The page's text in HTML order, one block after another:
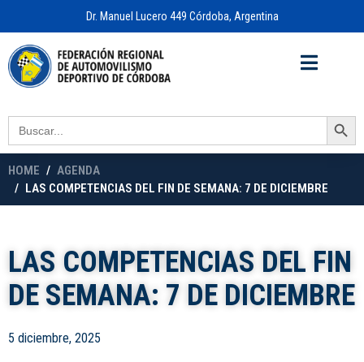
Dr. Manuel Lucero 449 Córdoba, Argentina
Search
for:
Search Button
HOME
AGENDA
LAS COMPETENCIAS DEL FIN DE SEMANA: 7 DE DICIEMBRE
LAS COMPETENCIAS DEL FIN
DE SEMANA: 7 DE DICIEMBRE
5 diciembre, 2025